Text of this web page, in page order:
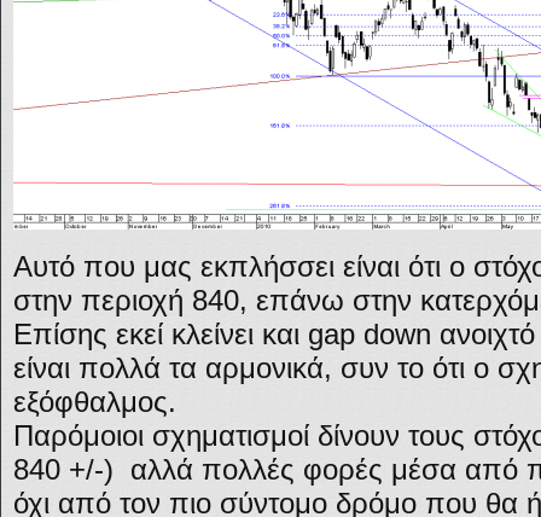
Αυτό που μας εκπλήσσει είναι ότι ο
στην περιοχή 840, επάνω στην
Επίσης εκεί κλείνει και gap down
είναι πολλά τα αρμονικά, συν το ότι ο
εξόφθαλμος.
Παρόμοιοι σχηματισμοί δίνουν τους
840 +/-) αλλά πολλές φορές μέσα από
όχι από τον πιο σύντομο δρόμο που θα